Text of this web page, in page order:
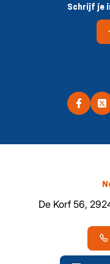
Schrijf je
De Korf 56,